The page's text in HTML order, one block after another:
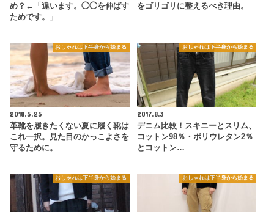
め？←「違います。◯◯を伸ばす
ためです。」
をゴリゴリに整えるべき理由。
おしゃれは下半身から始まる
2018.5.25
革靴を履きたくない夏に履く靴は
これ一択。見た目のかっこよさを
守るために。
おしゃれは下半身から始まる
2017.8.3
デニム比較！スキニーとスリム、
コットン98％・ポリウレタン2％
とコットン…
おしゃれは下半身から始まる おしゃれは下半身から始まる